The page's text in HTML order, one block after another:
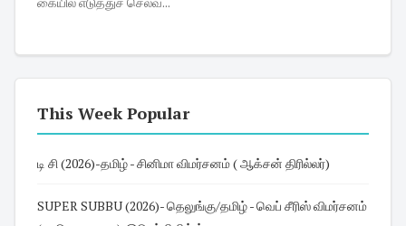
This Week Popular
டி சி (2026)-தமிழ் - சினிமா விமர்சனம் ( ஆக்சன் திரில்லர்)
SUPER SUBBU (2026)- தெலுங்கு/தமிழ் - வெப் சீரிஸ் விமர்சனம்